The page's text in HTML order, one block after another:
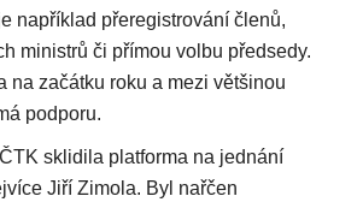
například přeregistrování členů,
ministrů či přímou volbu předsedy.
na začátku roku a mezi většinou
podporu.
sklidila platforma na jednání
Jiří Zimola. Byl nařčen